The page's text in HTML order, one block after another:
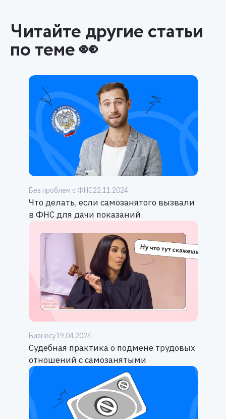
Читайте другие статьи
по теме 👀
Без проблем с ФНС22.11.2024
Что делать, если самозанятого вызвали
в ФНС для дачи показаний
Бизнесу19.04.2024
Судебная практика о подмене трудовых
отношений с самозанятыми